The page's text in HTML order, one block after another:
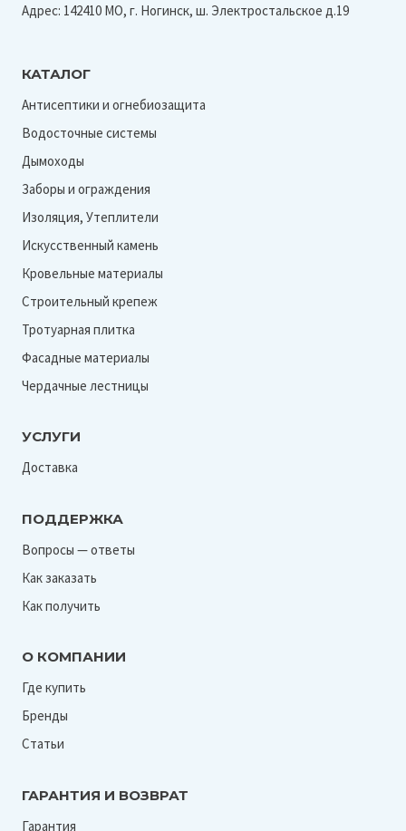
Адрес: 142410 МО, г. Ногинск, ш. Электростальское д.19
КАТАЛОГ
Антисептики и огнебиозащита
Водосточные системы
Дымоходы
Заборы и ограждения
Изоляция, Утеплители
Искусственный камень
Кровельные материалы
Строительный крепеж
Тротуарная плитка
Фасадные материалы
Чердачные лестницы
УСЛУГИ
Доставка
ПОДДЕРЖКА
Вопросы — ответы
Как заказать
Как получить
О КОМПАНИИ
Где купить
Бренды
Статьи
ГАРАНТИЯ И ВОЗВРАТ
Гарантия